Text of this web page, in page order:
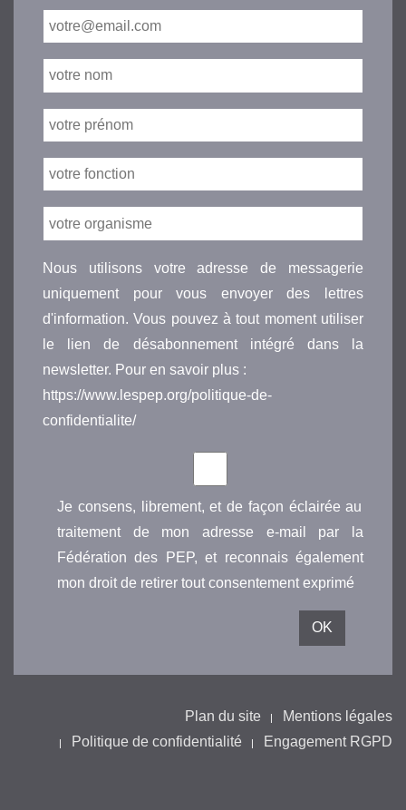
Nous utilisons votre adresse de messagerie
uniquement pour vous envoyer des lettres
d'information. Vous pouvez à tout moment utiliser
le lien de désabonnement intégré dans la
newsletter. Pour en savoir plus :
https://www.lespep.org/politique-de-
confidentialite/
Je consens, librement, et de façon éclairée au
traitement de mon adresse e-mail par la
Fédération des PEP, et reconnais également
mon droit de retirer tout consentement exprimé
Plan du site
Mentions légales
Politique de confidentialité
Engagement RGPD